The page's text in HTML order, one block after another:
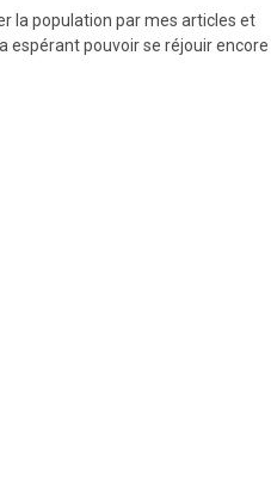
la population par mes articles et
espérant pouvoir se réjouir encore